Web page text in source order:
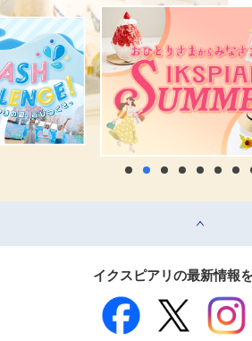
イクスピアリの最新情報